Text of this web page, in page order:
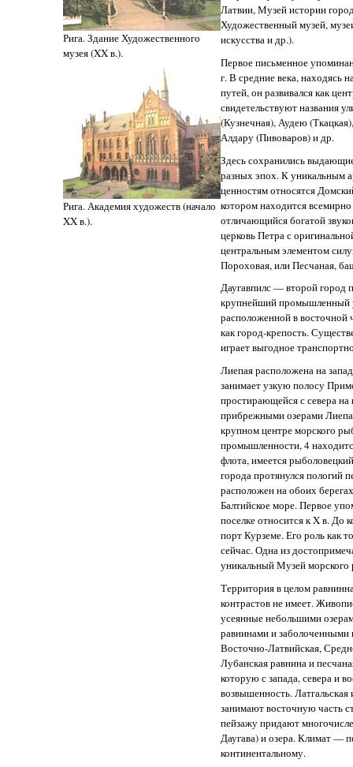
Рига. Здание Художественного
музея (XX в.).
Рига. Академия художеств (начало
XX в.).
Латвии, Музей истории
Художественный музей,
искусства и др.).
Первое письменное
г. В средние века, находясь
путей, он развивался как
свидетельствуют названия
(Кузнечная), Аудею
Алдару (Пивоваров) и др.
Здесь сохранились
разных эпох. К уникальным
ценностям относятся
котором находится
отличающийся богатой
церковь Петра с
центральным элементом
Пороховая, или Песчаная,
Даугавпилс — второй город
крупнейший промышленный
расположенной в восточной
как город-крепость.
играет выгодное
Лиепая расположена на
занимает узкую полосу
простирающейся с севера
прибрежными озерами
крупном центре морского
промышленности, 4
флота, имеется
города протянулся пологий
расположен на обоих
Балтийское море. Первое
поселке относится к X в. До
порт Курземе. Его роль как
сейчас. Одна из
уникальный Музей морского
Территория в целом
контрастов не имеет.
усеянные небольшими
равнинами и
Восточно-Латвийская,
Лубанская равнина и
которую с запада, севера и
возвышенность.
занимают восточную часть
пейзажу придают
Даугава) и озера. Климат —
континентальному.